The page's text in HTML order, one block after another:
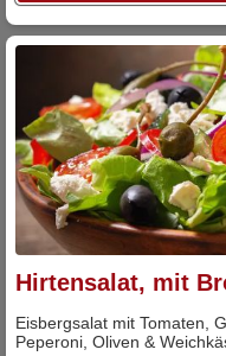
Hirtensalat, mit
Eisbergsalat mit Tomaten,
Peperoni, Oliven &